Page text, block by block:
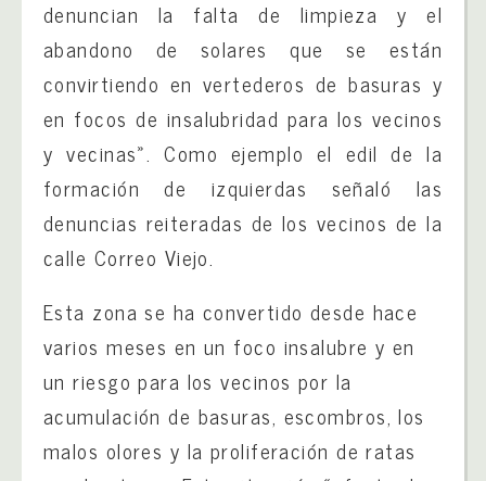
denuncian la falta de limpieza y el
abandono de solares que se están
convirtiendo en vertederos de basuras y
en focos de insalubridad para los vecinos
y vecinas». Como ejemplo el edil de la
formación de izquierdas señaló las
denuncias reiteradas de los vecinos de la
calle Correo Viejo.
Esta zona se ha convertido desde hace
varios meses en un foco insalubre y en
un riesgo para los vecinos por la
acumulación de basuras, escombros, los
malos olores y la proliferación de ratas